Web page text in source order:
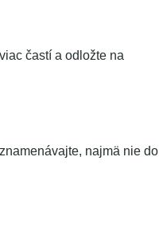
častí a odložte na
najmä nie do